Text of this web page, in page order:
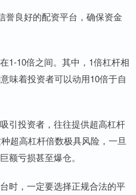
誉良好的配资平台，确保资金
1-10倍之间。其中，1倍杠杆相
味着投资者可以动用10倍于自
引投资者，往往提供超高杠杆
超高杠杆倍数极具风险，一旦
额亏损甚至爆仓。
时，一定要选择正规合法的平